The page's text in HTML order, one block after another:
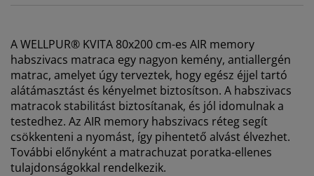
A WELLPUR® KVITA 80x200 cm-es AIR memory
habszivacs matraca egy nagyon kemény, antiallergén
matrac, amelyet úgy terveztek, hogy egész éjjel tartó
alátámasztást és kényelmet biztosítson. A habszivacs
matracok stabilitást biztosítanak, és jól idomulnak a
testedhez. Az AIR memory habszivacs réteg segít
csökkenteni a nyomást, így pihentető alvást élvezhet.
További előnyként a matrachuzat poratka-ellenes
tulajdonságokkal rendelkezik.